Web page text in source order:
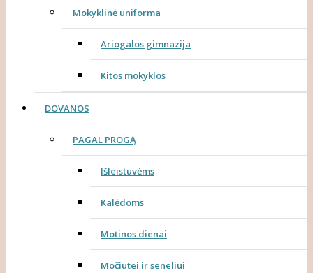
Mokyklinė uniforma
Ariogalos gimnazija
Kitos mokyklos
DOVANOS
PAGAL PROGĄ
Išleistuvėms
Kalėdoms
Motinos dienai
Močiutei ir seneliui